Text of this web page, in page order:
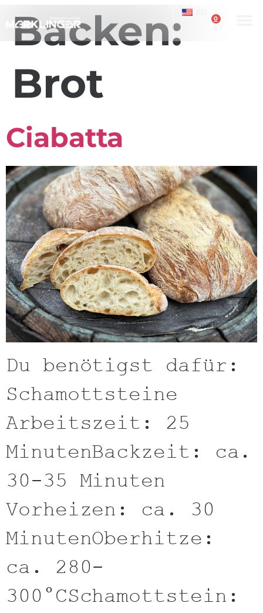
0
Backen:
Brot
Ciabatta
Du benötigst dafür:
Schamottsteine
Arbeitszeit: 25
MinutenBackzeit: ca.
30-35 Minuten
Vorheizen: ca. 30
MinutenOberhitze:
ca. 280-
300°CSchamottstein: